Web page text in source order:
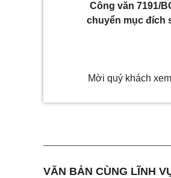
Công văn 7191/
chuyển mục đích
Mời quý khách
VĂN BẢN CÙNG LĨNH